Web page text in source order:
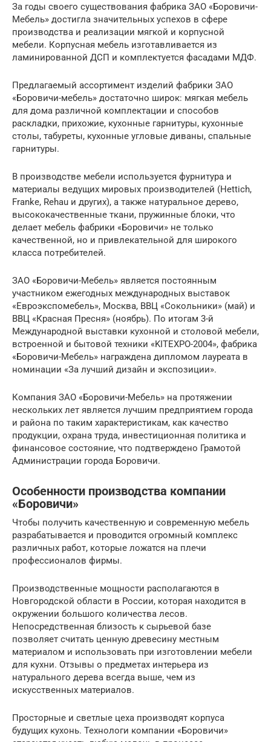
За годы своего существования фабрика ЗАО «Боровичи-
Мебель» достигла значительных успехов в сфере
производства и реализации мягкой и корпусной
мебели. Корпусная мебель изготавливается из
ламинированной ДСП и комплектуется фасадами МДФ.
Предлагаемый ассортимент изделий фабрики ЗАО
«Боровичи-мебель» достаточно широк: мягкая мебель
для дома различной комплектации и способов
раскладки, прихожие, кухонные гарнитуры, кухонные
столы, табуреты, кухонные угловые диваны, спальные
гарнитуры.
В производстве мебели используется фурнитура и
материалы ведущих мировых производителей (Hettich,
Franke, Rehau и других), а также натуральное дерево,
высококачественные ткани, пружинные блоки, что
делает мебель фабрики «Боровичи» не только
качественной, но и привлекательной для широкого
класса потребителей.
ЗАО «Боровичи-Мебель» является постоянным
участником ежегодных международных выставок
«Евроэкспомебель», Москва, ВВЦ «Сокольники» (май) и
ВВЦ «Красная Пресня» (ноябрь). По итогам 3-й
Международной выставки кухонной и столовой мебели,
встроенной и бытовой техники «KITEXPO-2004», фабрика
«Боровичи-Мебель» награждена дипломом лауреата в
номинации «За лучший дизайн и экспозиции».
Компания ЗАО «Боровичи-Мебель» на протяжении
нескольких лет является лучшим предприятием города
и района по таким характеристикам, как качество
продукции, охрана труда, инвестиционная политика и
финансовое состояние, что подтверждено Грамотой
Администрации города Боровичи.
Особенности производства компании
«Боровичи»
Чтобы получить качественную и современную мебель
разрабатывается и проводится огромный комплекс
различных работ, которые ложатся на плечи
профессионалов фирмы.
Производственные мощности располагаются в
Новгородской области в России, которая находится в
окружении большого количества лесов.
Непосредственная близость к сырьевой базе
позволяет считать ценную древесину местным
материалом и использовать при изготовлении мебели
для кухни. Отзывы о предметах интерьера из
натурального дерева всегда выше, чем из
искусственных материалов.
Просторные и светлые цеха производят корпуса
будущих кухонь. Технологи компании «Боровичи»